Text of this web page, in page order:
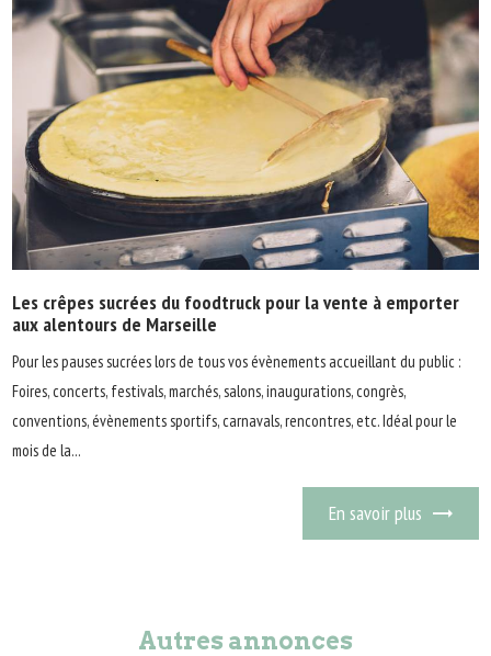
Les crêpes sucrées du foodtruck pour la vente à emporter
aux alentours de Marseille
Pour les pauses sucrées lors de tous vos évènements accueillant du public :
Foires, concerts, festivals, marchés, salons, inaugurations, congrès,
conventions, évènements sportifs, carnavals, rencontres, etc. Idéal pour le
mois de la...
En savoir plus
Autres annonces